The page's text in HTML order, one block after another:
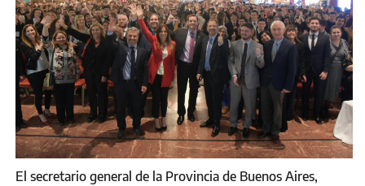
El secretario general de la Provincia de Buenos Aires,